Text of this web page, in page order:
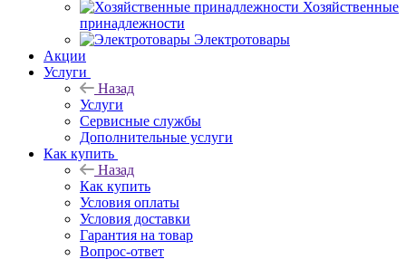
Хозяйственные
принадлежности
Электротовары
Акции
Услуги
Назад
Услуги
Сервисные службы
Дополнительные услуги
Как купить
Назад
Как купить
Условия оплаты
Условия доставки
Гарантия на товар
Вопрос-ответ